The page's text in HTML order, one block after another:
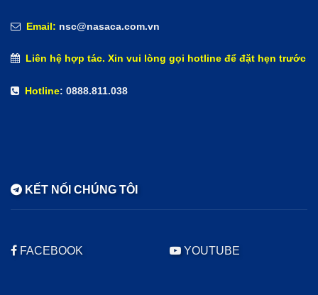
Email: nsc@nasaca.com.vn
Liên hệ hợp tác. Xin vui lòng gọi hotline để đặt hẹn trước
Hotline: 0888.811.038
KẾT NỐI CHÚNG TÔI
FACEBOOK YOUTUBE